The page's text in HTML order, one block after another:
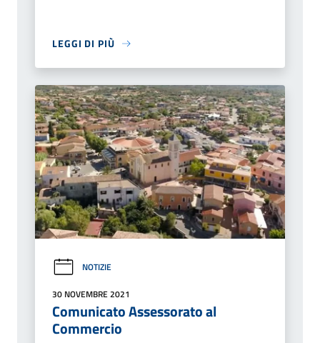
LEGGI DI PIÙ
NOTIZIE
30 NOVEMBRE 2021
Comunicato Assessorato al
Commercio